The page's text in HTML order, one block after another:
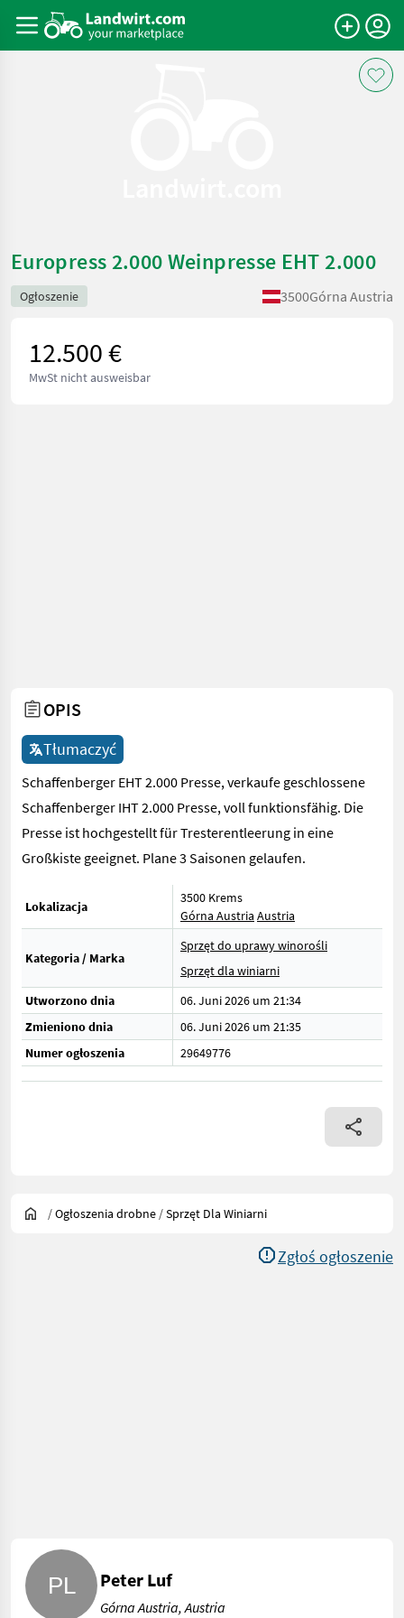
Europress 2.000 Weinpresse EHT 2.000
Ogłoszenie 3500Górna Austria
12.500 €
MwSt nicht ausweisbar
OPIS
Tłumaczyć
Schaffenberger EHT 2.000 Presse, verkaufe geschlossene
Schaffenberger IHT 2.000 Presse, voll funktionsfähig. Die
Presse ist hochgestellt für Tresterentleerung in eine
Großkiste geeignet. Plane 3 Saisonen gelaufen.
Lokalizacja
3500 Krems
Górna Austria Austria
Kategoria / Marka
Sprzęt do uprawy winorośli
Sprzęt dla winiarni
Utworzono dnia
06. Juni 2026 um 21:34
Zmieniono dnia
06. Juni 2026 um 21:35
Numer ogłoszenia
29649776
/Ogłoszenia drobne /Sprzęt Dla Winiarni
Zgłoś ogłoszenie
Peter Luf
Górna Austria, Austria